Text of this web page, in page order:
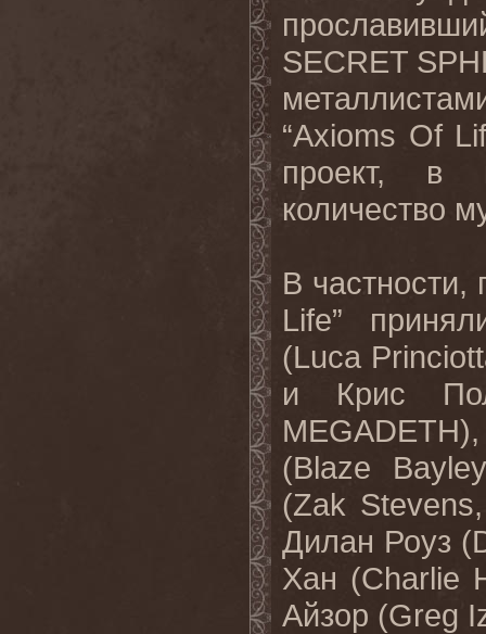
SECRET
“Axioms Of
проект, в
количество
В частности,
Life”
(Luca
и Крис
MEGADETH
(Blaze Bayley
(Zak Stevens
Дилан Роуз (
Хан (Charlie
Айзор (Greg